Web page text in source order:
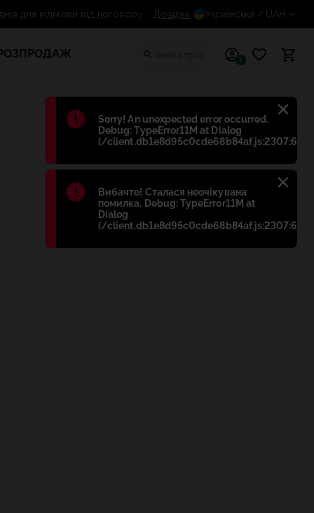
Błąd:
Sorry! An unexpected error occurred.
Debug: TypeError11M at Dialog
(/client.db1e8d95c0cde68b84af.js:2307:698)
Błąd:
Вибачте! Сталася неочікувана
помилка. Debug: TypeError11M at
Dialog
(/client.db1e8d95c0cde68b84af.js:2307:698)
14 днів для відмови від договору
Довідка Українська / UAH
1